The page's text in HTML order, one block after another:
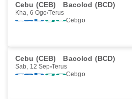
Cebu (CEB) Bacolod (BCD)
Kha, 6 Ogo Terus
Cebgo
Cebu (CEB) Bacolod (BCD)
Sab, 12 Sep Terus
Cebgo